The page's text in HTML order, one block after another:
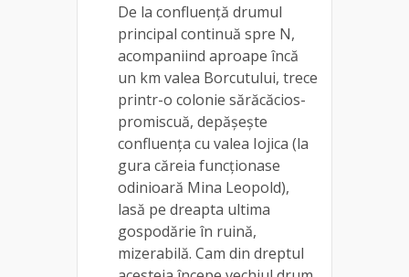
De la confluență drumul
principal continuă spre N,
acompaniind aproape încă
un km valea Borcutului, trece
printr-o colonie sărăcăcios-
promiscuă, depășește
confluența cu valea Iojica (la
gura căreia funcționase
odinioară Mina Leopold),
lasă pe dreapta ultima
gospodărie în ruină,
mizerabilă. Cam din dreptul